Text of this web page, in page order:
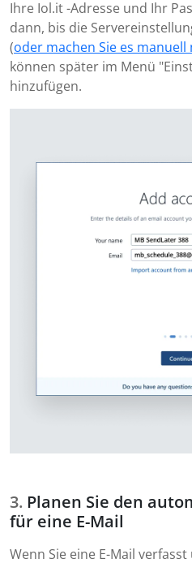
Ihre Iol.it -Adresse und Ihr
dann, bis die
(oder machen Sie es
können später im Menü
hinzufügen.
Planen Sie den
für eine E-Mail
Wenn Sie eine E-Mail